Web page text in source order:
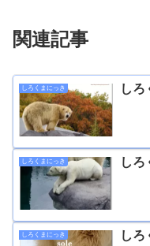
関連記事
しろくまにっき しろ
しろくまにっき しろ
しろくまにっき しろ